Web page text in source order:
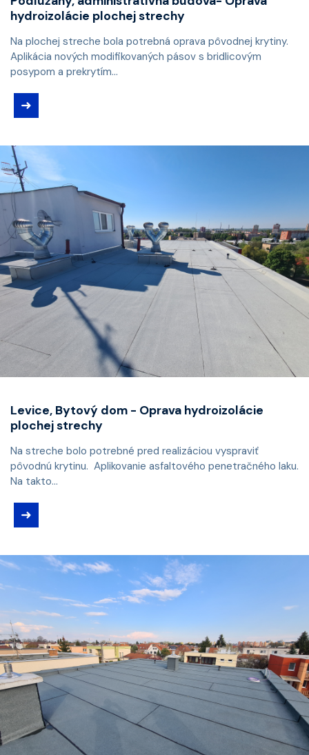
hydroizolácie plochej strechy
Na plochej streche bola potrebná oprava pôvodnej krytiny.
Aplikácia nových modifikovaných pásov s bridlicovým
posypom a prekrytím...
➜
Levice, Bytový dom - Oprava hydroizolácie
plochej strechy
Na streche bolo potrebné pred realizáciou vyspraviť
pôvodnú krytinu. Aplikovanie asfaltového penetračného laku.
Na takto...
➜